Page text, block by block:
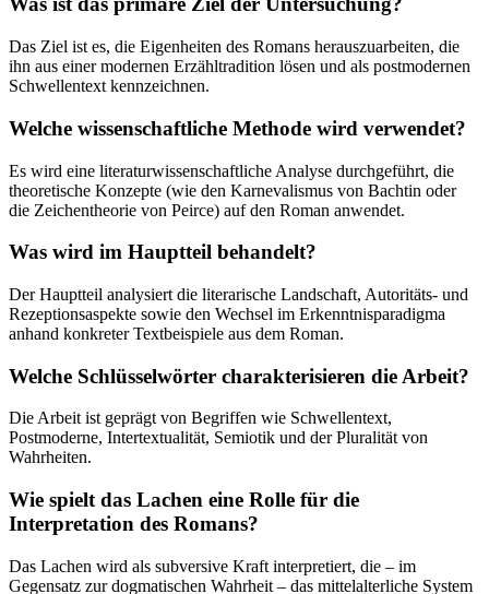
Das Ziel ist es, die Eigenheiten des Romans herauszuarbeiten, die
ihn aus einer modernen Erzähltradition lösen und als postmodernen
Schwellentext kennzeichnen.
Welche wissenschaftliche Methode wird verwendet?
Es wird eine literaturwissenschaftliche Analyse durchgeführt, die
theoretische Konzepte (wie den Karnevalismus von Bachtin oder
die Zeichentheorie von Peirce) auf den Roman anwendet.
Was wird im Hauptteil behandelt?
Der Hauptteil analysiert die literarische Landschaft, Autoritäts- und
Rezeptionsaspekte sowie den Wechsel im Erkenntnisparadigma
anhand konkreter Textbeispiele aus dem Roman.
Welche Schlüsselwörter charakterisieren die Arbeit?
Die Arbeit ist geprägt von Begriffen wie Schwellentext,
Postmoderne, Intertextualität, Semiotik und der Pluralität von
Wahrheiten.
Wie spielt das Lachen eine Rolle für die
Interpretation des Romans?
Das Lachen wird als subversive Kraft interpretiert, die – im
Gegensatz zur dogmatischen Wahrheit – das mittelalterliche System